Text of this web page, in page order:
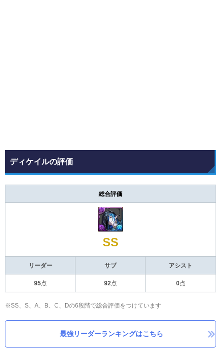
ディケイルの評価
総合評価
SS
リーダー サブ アシスト
95点 92 点 0点
※SS、S、A、B、C、Dの6段階で総合評価をつけています
最強リーダーランキングはこちら